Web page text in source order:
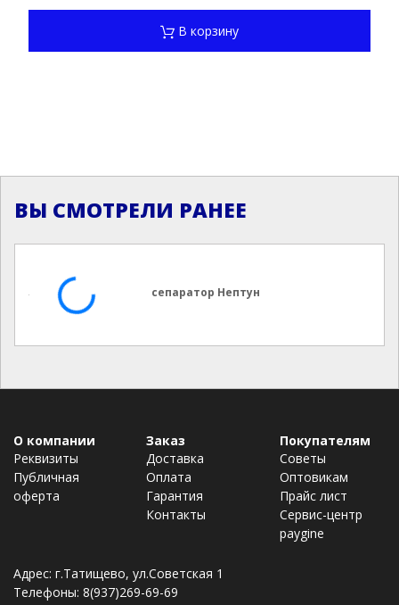
В корзину
ВЫ СМОТРЕЛИ РАНЕЕ
сепаратор Нептун
О компании
Реквизиты
Публичная
оферта
Заказ
Доставка
Оплата
Гарантия
Контакты
Покупателям
Советы
Оптовикам
Прайс лист
Сервис-центр
paygine
Адрес: г.Татищево, ул.Советская 1
Телефоны: 8(937)269-69-69